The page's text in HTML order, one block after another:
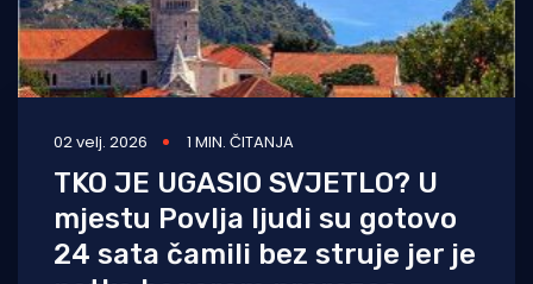
02 velj. 2026 1 MIN. ČITANJA
TKO JE UGASIO SVJETLO? U
mjestu Povlja ljudi su gotovo
24 sata čamili bez struje jer je